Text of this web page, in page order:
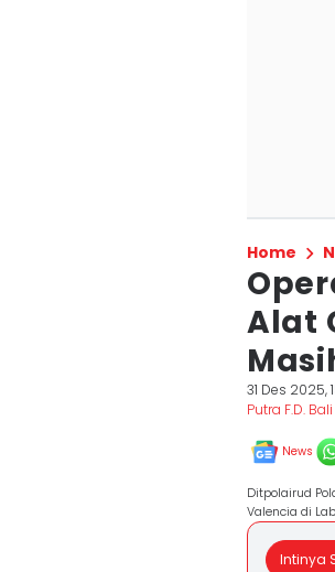
Home
Alat
31 Des 2025,
Putra F.D.
News
Ditpolairud
Valencia di
Intinya